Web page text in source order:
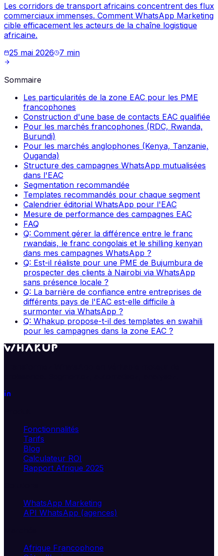
Les corridors de transport africains concentrent des flux
commerciaux immenses. Comment WhatsApp Marketing
cible efficacement les acteurs de la chaîne logistique
africaine.
25 mai 2026
7 min
Sommaire
Les particularités de la zone EAC pour les PME
francophones
Construction d'une base de contacts EAC qualifiée
Pour les marchés francophones (RDC, Rwanda,
Burundi)
Pour les marchés anglophones (Kenya, Tanzanie,
Ouganda)
Structure des campagnes WhatsApp mutualisées
dans l'EAC
Segmentation recommandée
Templates recommandés pour chaque segment
Calendrier éditorial WhatsApp pour l'EAC
Mesure de performance des campagnes EAC
FAQ
Q: Comment gérer la différence entre le franc
rwandais, le franc congolais et le shilling kenyan
dans mes campagnes WhatsApp ?
Q: Est-il réaliste pour une PME de Bujumbura de
prospecter des clients à Nairobi via WhatsApp
sans présence locale ?
Q: La barrière de confiance entre entreprises de
différents pays de l'EAC est-elle difficile à
surmonter via WhatsApp ?
Q: Whakup propose-t-il des templates en swahili
pour les campagnes dans la zone EAC ?
Fonctionnalités
Tarifs
Blog
Calculateur ROI
Rapport Afrique 2025
WhatsApp Marketing
API WhatsApp (agences)
Afrique Francophone